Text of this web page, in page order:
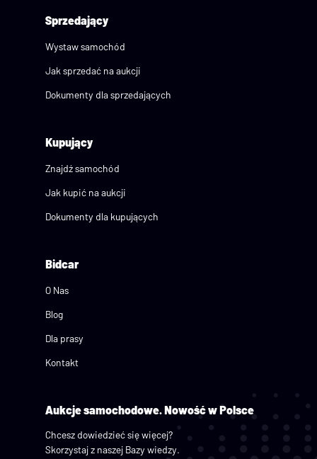
Sprzedający
Wystaw samochód
Jak sprzedać na aukcji
Dokumenty dla sprzedających
Kupujący
Znajdź samochód
Jak kupić na aukcji
Dokumenty dla kupujących
Bidcar
O Nas
Blog
Dla prasy
Kontakt
Aukcje samochodowe.Nowość w Polsce
Chcesz dowiedzieć się więcej?
Skorzystaj z naszej Bazy wiedzy.